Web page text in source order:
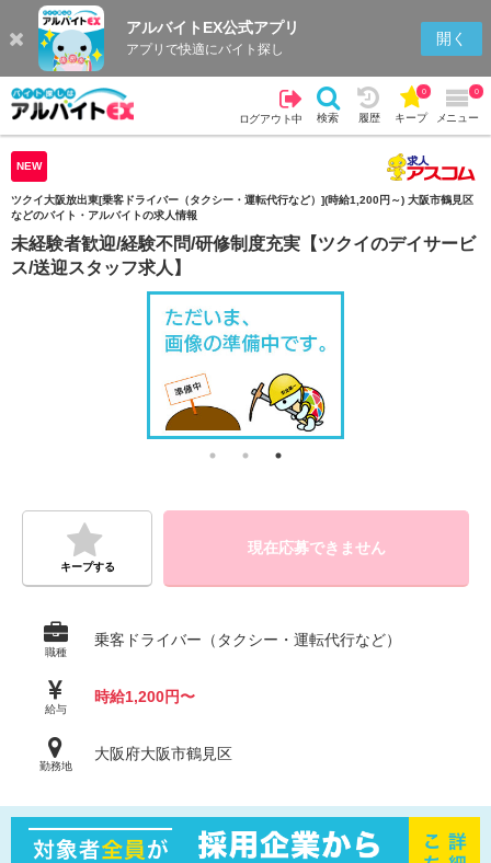
アルバイトEX公式アプリ
アプリで快適にバイト探し
開く
ログアウト中 検索 履歴 キープ
0
メニュー
0
検索 履歴
NEW
ツクイ大阪放出東[乗客ドライバー（タクシー・運転代行など）](時給1,200円～) 大阪市鶴見区
などのバイト・アルバイトの求人情報
未経験者歓迎/経験不問/研修制度充実【ツクイのデイサービ
ス/送迎スタッフ求人】
キープする
現在応募できません
職種
乗客ドライバー（タクシー・運転代行など）
給与
時給1,200円〜
勤務地
大阪府大阪市鶴見区